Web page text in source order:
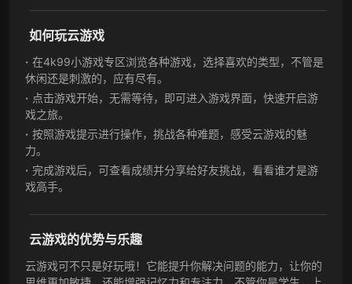
如何玩云游戏
在4k99小游戏专区浏览各种游戏，选择喜欢的类型，不管是
休闲还是刺激的，应有尽有。
点击游戏开始，无需等待，即可进入游戏界面，快速开启游
戏之旅。
按照游戏提示进行操作，挑战各种难题，感受云游戏的魅
力。
完成游戏后，可查看成绩并分享给好友挑战，看看谁才是游
戏高手。
云游戏的优势与乐趣
云游戏可不只是好玩哦！它能提升你解决问题的能力，让你的